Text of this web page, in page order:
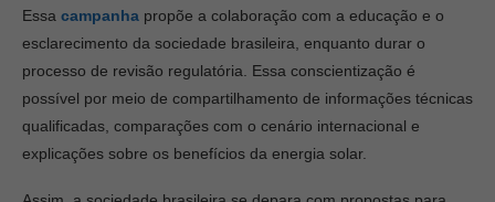
Essa campanha propõe a colaboração com a educação e o
esclarecimento da sociedade brasileira, enquanto durar o
processo de revisão regulatória. Essa conscientização é
possível por meio de compartilhamento de informações técnicas
qualificadas, comparações com o cenário internacional e
explicações sobre os benefícios da energia solar.